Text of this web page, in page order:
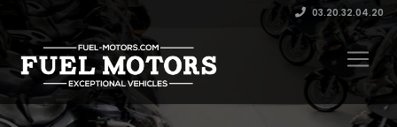
03.20.32.04.20